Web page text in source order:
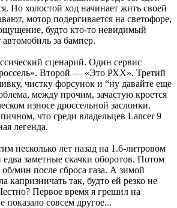
Но холостой ход начинает жить своей
мотор подергивается на светофоре,
будто кто-то невидимый
за бампер.
сценарий. Один сервис
Второй — «Это РХХ». Третий
чистку форсунок и “ну давайте еще
между прочим, зачастую кроется
износе дроссельной заслонки.
что среди владельцев Lancer 9
легенда.
несколько лет назад на 1.6-литровом
заметные скачки оборотов. Потом
мин после сброса газа. А зимой
капризничать так, будто ей резко не
Первое время я грешил на
показало совсем другое...